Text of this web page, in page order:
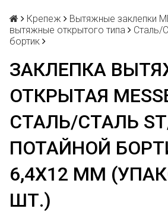
Крепеж Вытяжные заклепки
вытяжные открытого типа
Сталь/
бортик
ЗАКЛЕПКА
ОТКРЫТАЯ
СТАЛЬ/СТАЛЬ
ПОТАЙНОЙ
6,4Х12 ММ
ШТ.)